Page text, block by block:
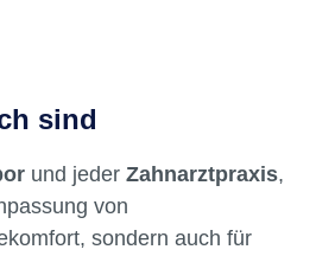
sind
und jeder Zahnarztpraxis,
von
sondern auch für